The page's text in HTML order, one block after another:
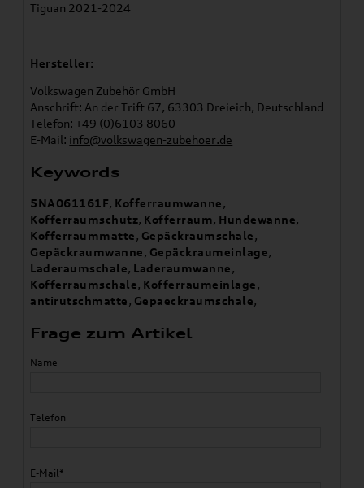
Tiguan 2021-2024
Hersteller:
Volkswagen Zubehör GmbH
Anschrift: An der Trift 67, 63303 Dreieich, Deutschland
Telefon: +49 (0)6103 8060
E-Mail: info@volkswagen-zubehoer.de
Keywords
5NA061161F, Kofferraumwanne,
Kofferraumschutz, Kofferraum, Hundewanne,
Kofferraummatte, Gepäckraumschale,
Gepäckraumwanne, Gepäckraumeinlage,
Laderaumschale, Laderaumwanne,
Kofferraumschale, Kofferraumeinlage,
antirutschmatte, Gepaeckraumschale,
Frage zum Artikel
Name
Telefon
E-Mail*